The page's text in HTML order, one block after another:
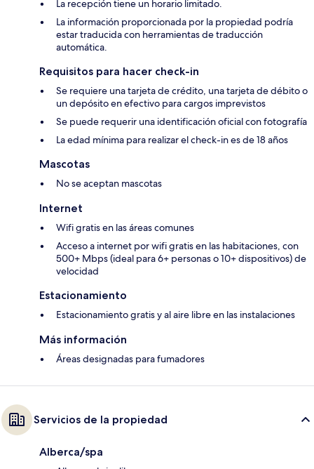
La recepción tiene un horario limitado.
La información proporcionada por la propiedad podría
estar traducida con herramientas de traducción
automática.
Requisitos para hacer check-in
Se requiere una tarjeta de crédito, una tarjeta de débito o
un depósito en efectivo para cargos imprevistos
Se puede requerir una identificación oficial con fotografía
La edad mínima para realizar el check-in es de 18 años
Mascotas
No se aceptan mascotas
Internet
Wifi gratis en las áreas comunes
Acceso a internet por wifi gratis en las habitaciones, con
500+ Mbps (ideal para 6+ personas o 10+ dispositivos) de
velocidad
Estacionamiento
Estacionamiento gratis y al aire libre en las instalaciones
Más información
Áreas designadas para fumadores
Servicios de la propiedad
Alberca/spa